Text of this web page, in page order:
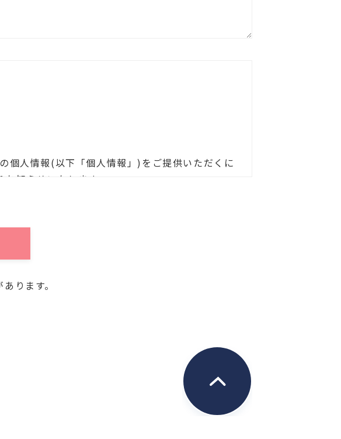
個人情報(以下「個人情報」)をご提供いただくに
知らせいたします。
利用させていただきます。
提供いたしません。開示・提供を行う場合、予
提供先との間で必要な個人情報の取扱いに関する
ります。